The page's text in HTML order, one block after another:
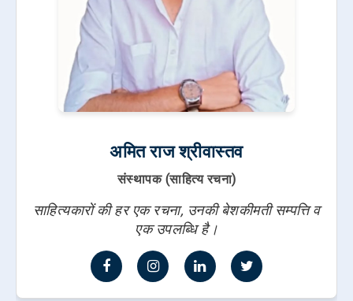
अमित राज श्रीवास्तव
संस्थापक (साहित्य रचना)
साहित्यकारों की हर एक रचना, उनकी बेशकीमती सम्पत्ति व
एक उपलब्धि है।